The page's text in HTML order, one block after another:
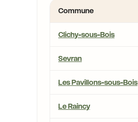
Commune
Clichy-sous-Bois
Sevran
Les Pavillons-sous-Bois
Le Raincy